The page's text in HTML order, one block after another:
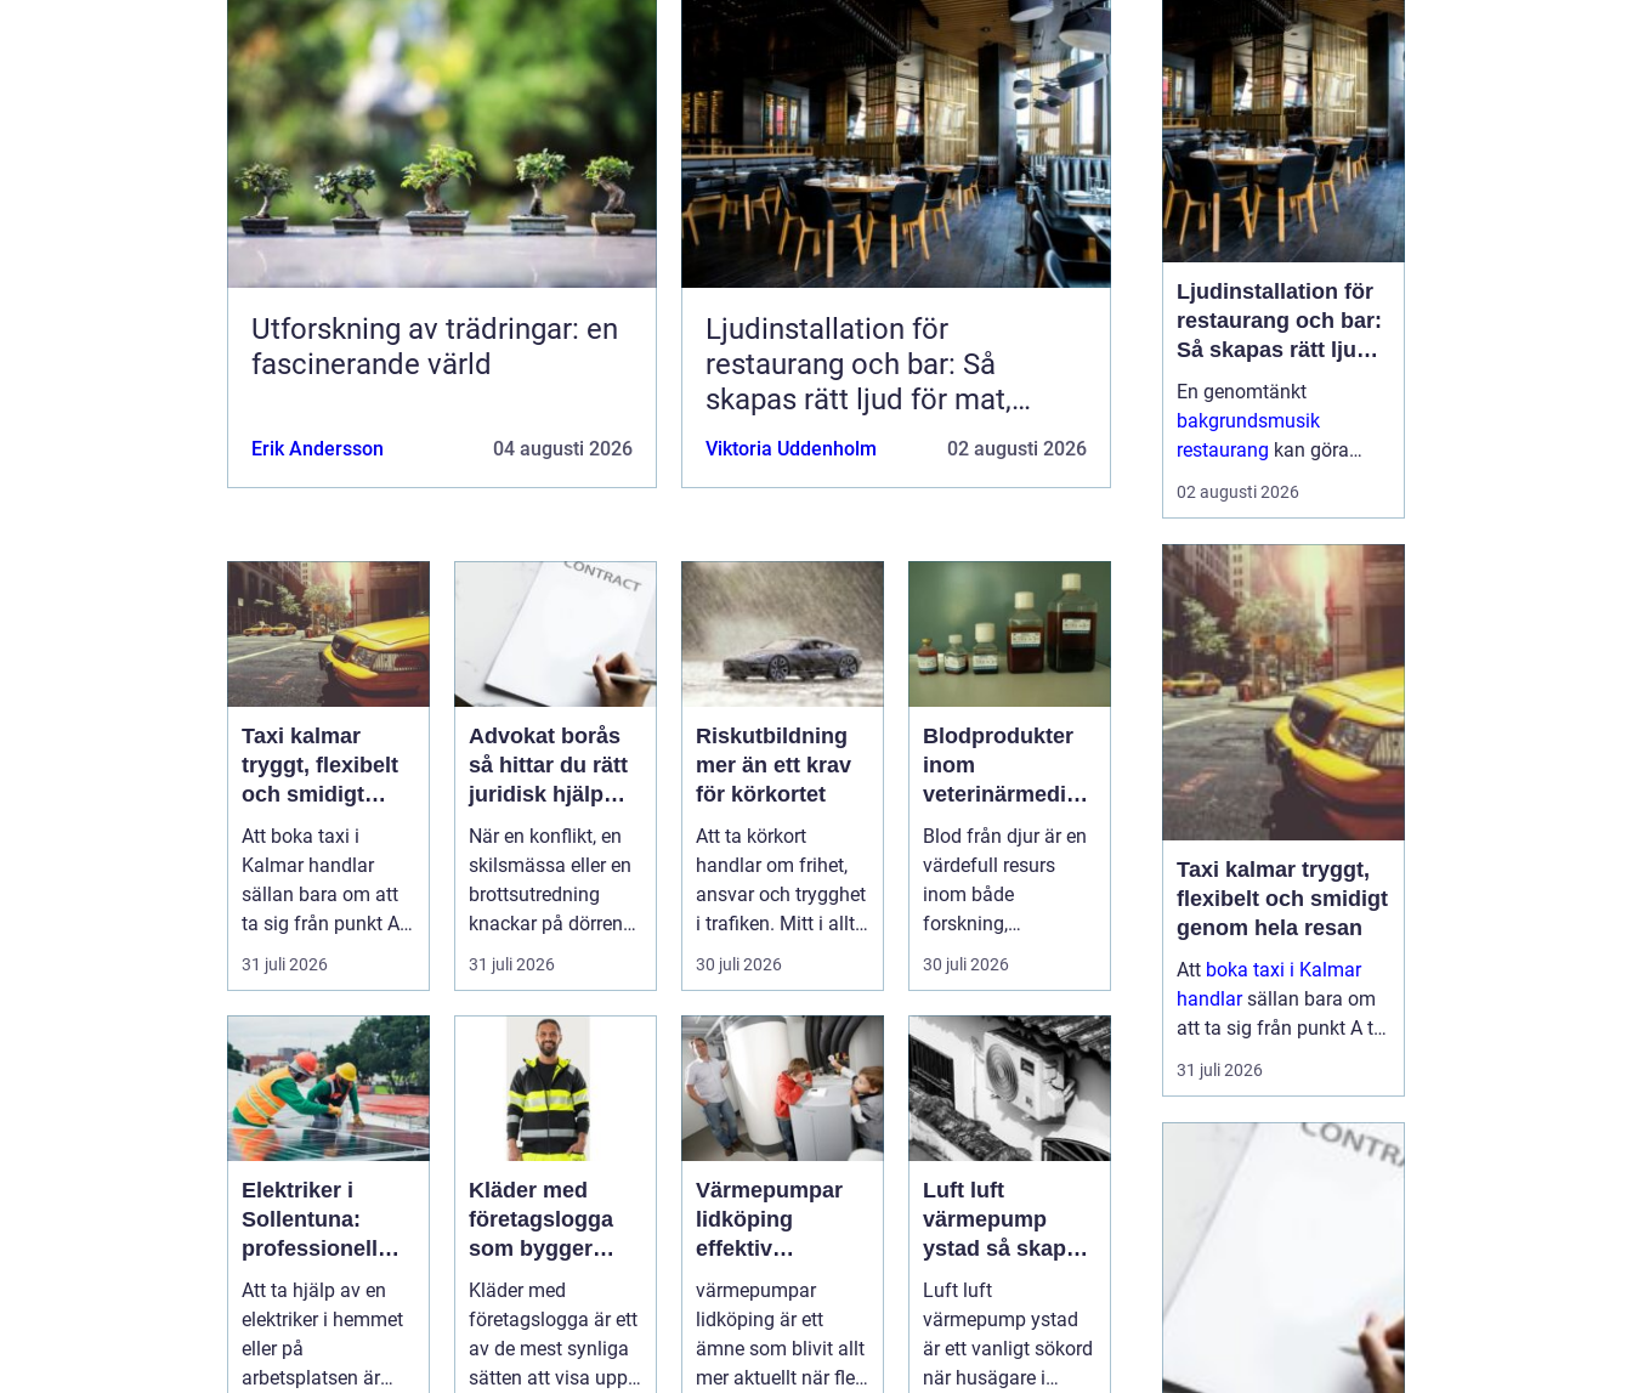
Utforskning av trädringar: en
fascinerande värld
Erik Andersson 04 augusti 2026
Ljudinstallation för
restaurang och bar: Så
skapas rätt ljud för mat,
dryck och stämning
Viktoria Uddenholm 02 augusti 2026
Taxi kalmar
tryggt, flexibelt
och smidigt
genom hela
resan
Att boka taxi i
Kalmar handlar
sällan bara om att
ta sig från punkt A
till punkt B. För
många är res...
31 juli 2026
Advokat borås
så hittar du rätt
juridisk hjälp
när livet
krånglar
När en konflikt, en
skilsmässa eller en
brottsutredning
knackar på dörren
förändras vardagen
snabbt....
31 juli 2026
Riskutbildning
mer än ett krav
för körkortet
Att ta körkort
handlar om frihet,
ansvar och trygghet
i trafiken. Mitt i allt
detta finns
riskutbild...
30 juli 2026
Blodprodukter
inom
veterinärmedici
n funktion,
kvalitet och
användning
Blod från djur är en
värdefull resurs
inom både
forskning,
diagnostik och
veterinärmedicin.
När blod...
30 juli 2026
Elektriker i
Sollentuna:
professionell
hjälp när du
behöver det
Att ta hjälp av en
elektriker i hemmet
eller på
arbetsplatsen är
Kläder med
företagslogga
som bygger
varumärke i
vardagen
Kläder med
företagslogga är ett
av de mest synliga
sätten att visa upp
Värmepumpar
lidköping
effektiv
uppvärmning för
hus och
fastigheter
värmepumpar
lidköping är ett
ämne som blivit allt
mer aktuellt när fler
Luft luft
värmepump
ystad så skapar
du ett behagligt
inomhusklimat
Året om
Luft luft
värmepump ystad
är ett vanligt sökord
när husägare i
Ljudinstallation för
restaurang och bar:
Så skapas rätt ljud
för mat, dryck och
stämning
En genomtänkt
bakgrundsmusik
restaurang kan göra
skillnaden mellan en
lokal som gästerna
plats där de g&aum...
02 augusti 2026
Taxi kalmar tryggt,
flexibelt och smidigt
genom hela resan
Att boka taxi i Kalmar
handlarsällan bara om
att ta sig från punkt A till
punkt B. För många är
resan en viktig del av
semestern. En pålitlig
taxiresa kan betyda att
31 juli 2026